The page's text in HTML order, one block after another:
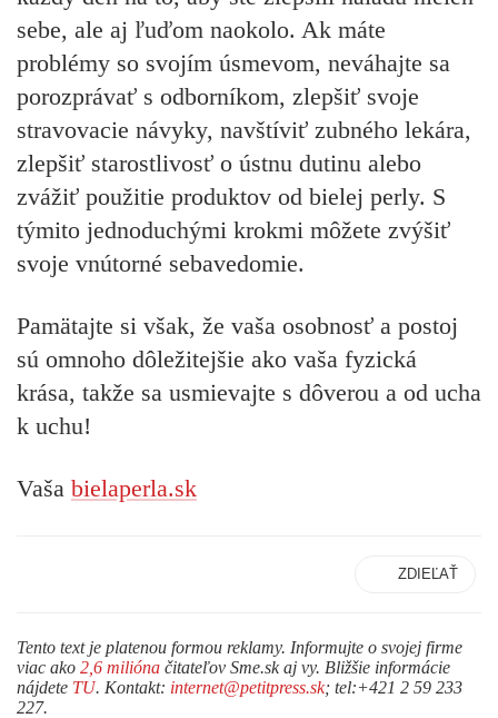
sebe, ale aj ľuďom naokolo. Ak máte
problémy so svojím úsmevom, neváhajte sa
porozprávať s odborníkom, zlepšiť svoje
stravovacie návyky, navštíviť zubného lekára,
zlepšiť starostlivosť o ústnu dutinu alebo
zvážiť použitie produktov od bielej perly. S
týmito jednoduchými krokmi môžete zvýšiť
svoje vnútorné sebavedomie.
Pamätajte si však, že vaša osobnosť a postoj
sú omnoho dôležitejšie ako vaša fyzická
krása, takže sa usmievajte s dôverou a od ucha
k uchu!
Vaša bielaperla.sk
ZDIEĽAŤ
Tento text je platenou formou reklamy. Informujte o svojej firme
viac ako 2,6 milióna čitateľov Sme.sk aj vy. Bližšie informácie
nájdete TU. Kontakt: internet@petitpress.sk; tel:+421 2 59 233
227.